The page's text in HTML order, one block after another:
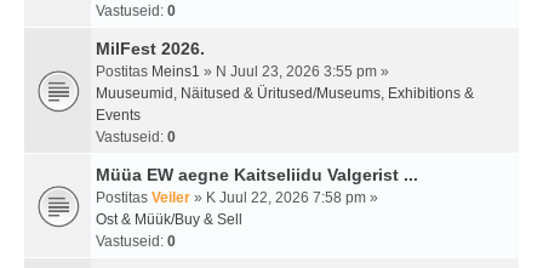
Vastuseid: 0
MilFest 2026.
Postitas Meins1 » N Juul 23, 2026 3:55 pm »
Muuseumid, Näitused & Üritused/Museums, Exhibitions &
Events
Vastuseid: 0
Müüa EW aegne Kaitseliidu Valgerist ...
Postitas Veiler » K Juul 22, 2026 7:58 pm »
Ost & Müük/Buy & Sell
Vastuseid: 0